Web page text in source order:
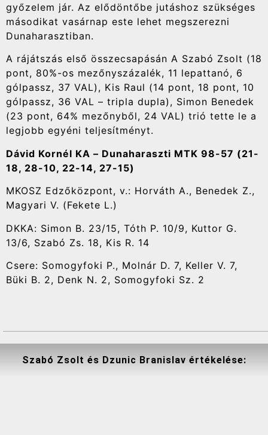
győzelem jár. Az elődöntőbe jutáshoz szükséges
másodikat vasárnap este lehet megszerezni
Dunaharasztiban.
A rájátszás első összecsapásán A Szabó Zsolt (18
pont, 80%-os mezőnyszázalék, 11 lepattanó, 6
gólpassz, 37 VAL), Kis Raul (14 pont, 18 pont, 10
gólpassz, 36 VAL – tripla dupla), Simon Benedek
(23 pont, 64% mezőnyből, 24 VAL) trió tette le a
legjobb egyéni teljesítményt.
Dávid Kornél KA – Dunaharaszti MTK 98-57 (21-
18, 28-10, 22-14, 27-15)
MKOSZ Edzőközpont, v.: Horváth A., Benedek Z.,
Magyari V. (Fekete L.)
DKKA: Simon B. 23/15, Tóth P. 10/9, Kuttor G.
13/6, Szabó Zs. 18, Kis R. 14
Csere: Somogyfoki P., Molnár D. 7, Keller V. 7,
Büki B. 2, Denk N. 2, Somogyfoki Sz. 2
Szabó Zsolt és Dzunic Branislav értékelése: